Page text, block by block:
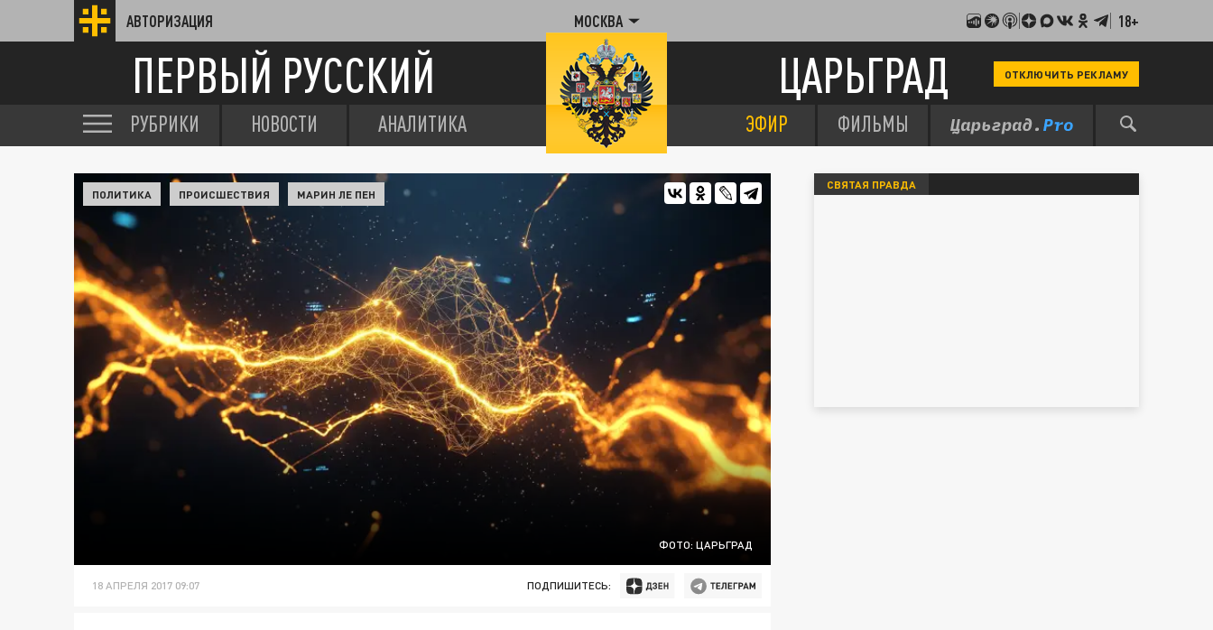
АВТОРИЗАЦИЯ МОСКВА 18+
ПЕРВЫЙ РУССКИЙ ЦАРЬГРАД ОТКЛЮЧИТЬ РЕКЛАМУ
РУБРИКИ НОВОСТИ АНАЛИТИКА ЭФИР ФИЛЬМЫ
ФОТО: ЦАРЬГРАД
ПОЛИТИКА ПРОИСШЕСТВИЯ МАРИН ЛЕ ПЕН
18 АПРЕЛЯ 2017 09:07 ПОДПИШИТЕСЬ:
СВЯТАЯ ПРАВДА